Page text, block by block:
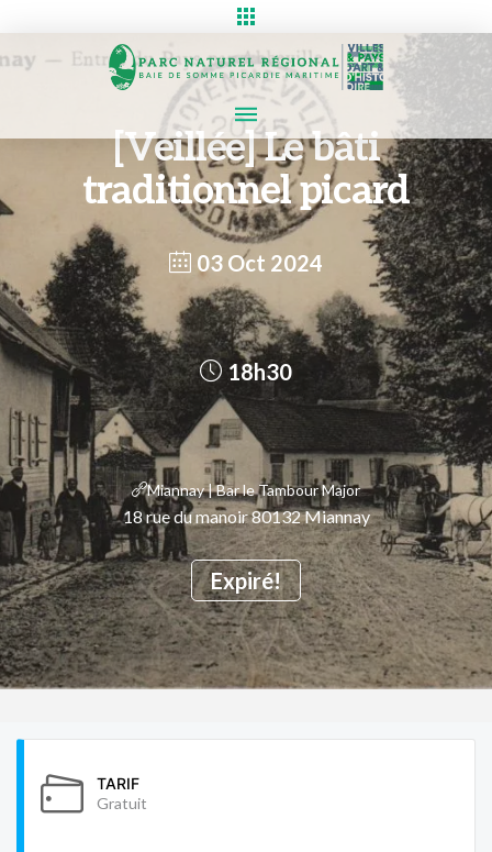
[Veillée] Le bâti
traditionnel picard
03 Oct 2024
Expiré!
18h30
Miannay | Bar le Tambour Major
18 rue du manoir 80132 Miannay
TARIF
Gratuit